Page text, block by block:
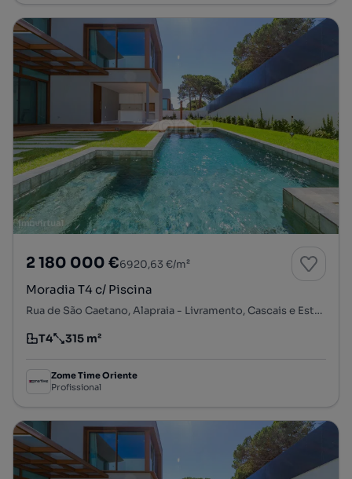
2 180 000 €6920,63 €/m²
Moradia T4 c/ Piscina
Rua de São Caetano, Alapraia - Livramento, Cascais e Estoril, Cascais, Lisboa
Tipologia
T4
Preço por metro quadrado
315 m²
Zome Time Oriente
Profissional